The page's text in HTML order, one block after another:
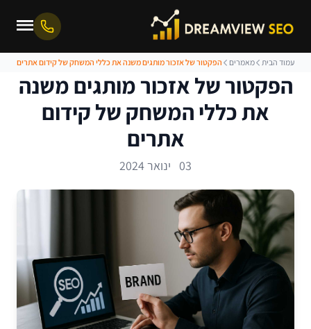
עמוד הבית מאמרים הפקטור של אזכור מותגים משנה את כללי המשחק של קידום אתרים
הפקטור של אזכור מותגים משנה
את כללי המשחק של קידום
אתרים
03 ינואר 2024